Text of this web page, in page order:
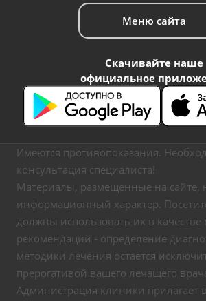
Меню сайта
Скачивайте наше
официальное
Имеются противопоказания.
консультация специалиста!
Материалы, размещенные на сайте,
информационный характер.
должны использовать их в
рекомендаций - определение
методики лечения остается
прерогативой вашего лечащего
Администрация клиники прилагает